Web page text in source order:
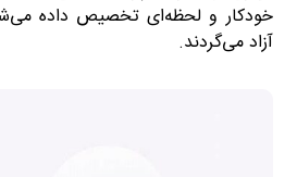
خودکار و لحظه‌ای تخصیص داده
آزاد می‌گردند.